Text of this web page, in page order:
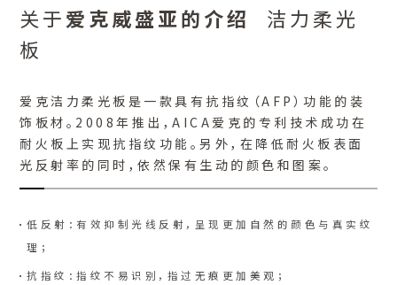
关于爱克威盛亚的介绍
洁力柔光
板
爱克洁力柔光板是一款具有抗指纹（AFP）功能的装
饰板材。2008年推出，AICA爱克的专利技术成功在
耐火板上实现抗指纹功能。另外，在降低耐火板表面
光反射率的同时，依然保有生动的颜色和图案。
低反射：有效抑制光线反射，呈现更加自然的颜色与真实纹
理；
抗指纹：指纹不易识别，指过无痕更加美观；